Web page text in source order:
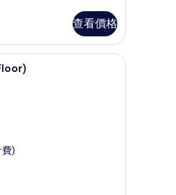
查看價格
房, 2 張單人床, 山景 (High Floor) | 迷你吧
)